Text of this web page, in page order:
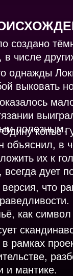
создано
, в числе
полезным.
однажды
выковать
что
как
Одину копьё
в
их к
всегда дует
рамках
и мантике.